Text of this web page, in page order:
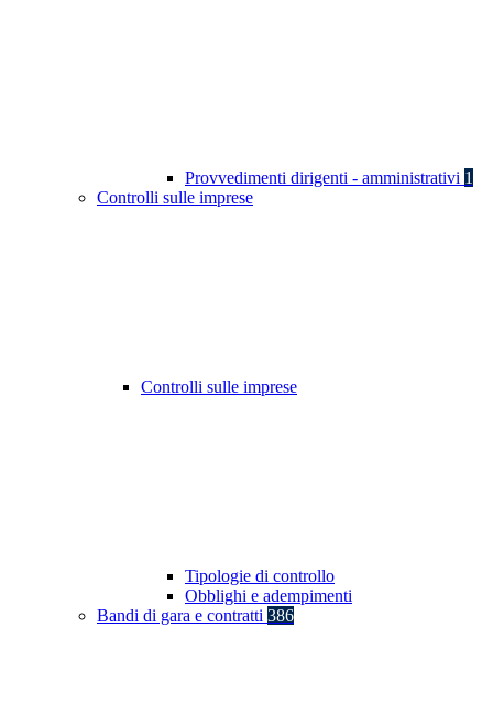
Provvedimenti dirigenti - amministrativi 1
Controlli sulle imprese
Controlli sulle imprese
Tipologie di controllo
Obblighi e adempimenti
Bandi di gara e contratti 386